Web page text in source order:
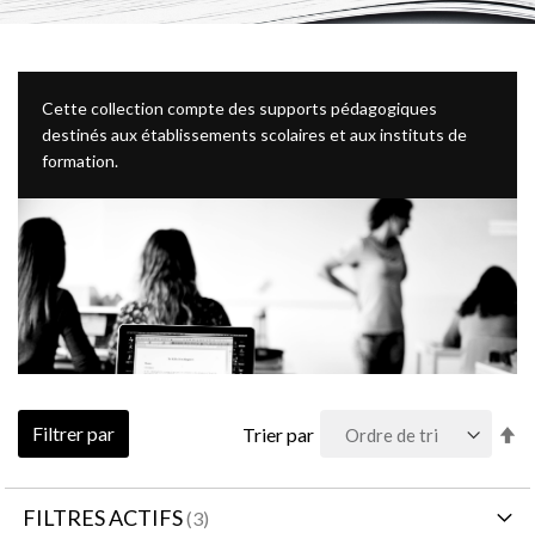
Cette collection compte des supports pédagogiques
destinés aux établissements scolaires et aux instituts de
formation.
Trier par
Filtrer par
FILTRES ACTIFS